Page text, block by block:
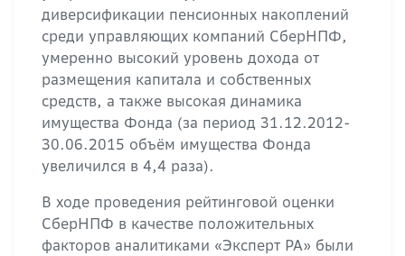
диверсификации пенсионных накоплений
среди управляющих компаний СберНПФ,
умеренно высокий уровень дохода от
размещения капитала и собственных
средств, а также высокая динамика
имущества Фонда (за период 31.12.2012-
30.06.2015 объём имущества Фонда
увеличился в 4,4 раза).
В ходе проведения рейтинговой оценки
СберНПФ в качестве положительных
факторов аналитиками «Эксперт РА» были